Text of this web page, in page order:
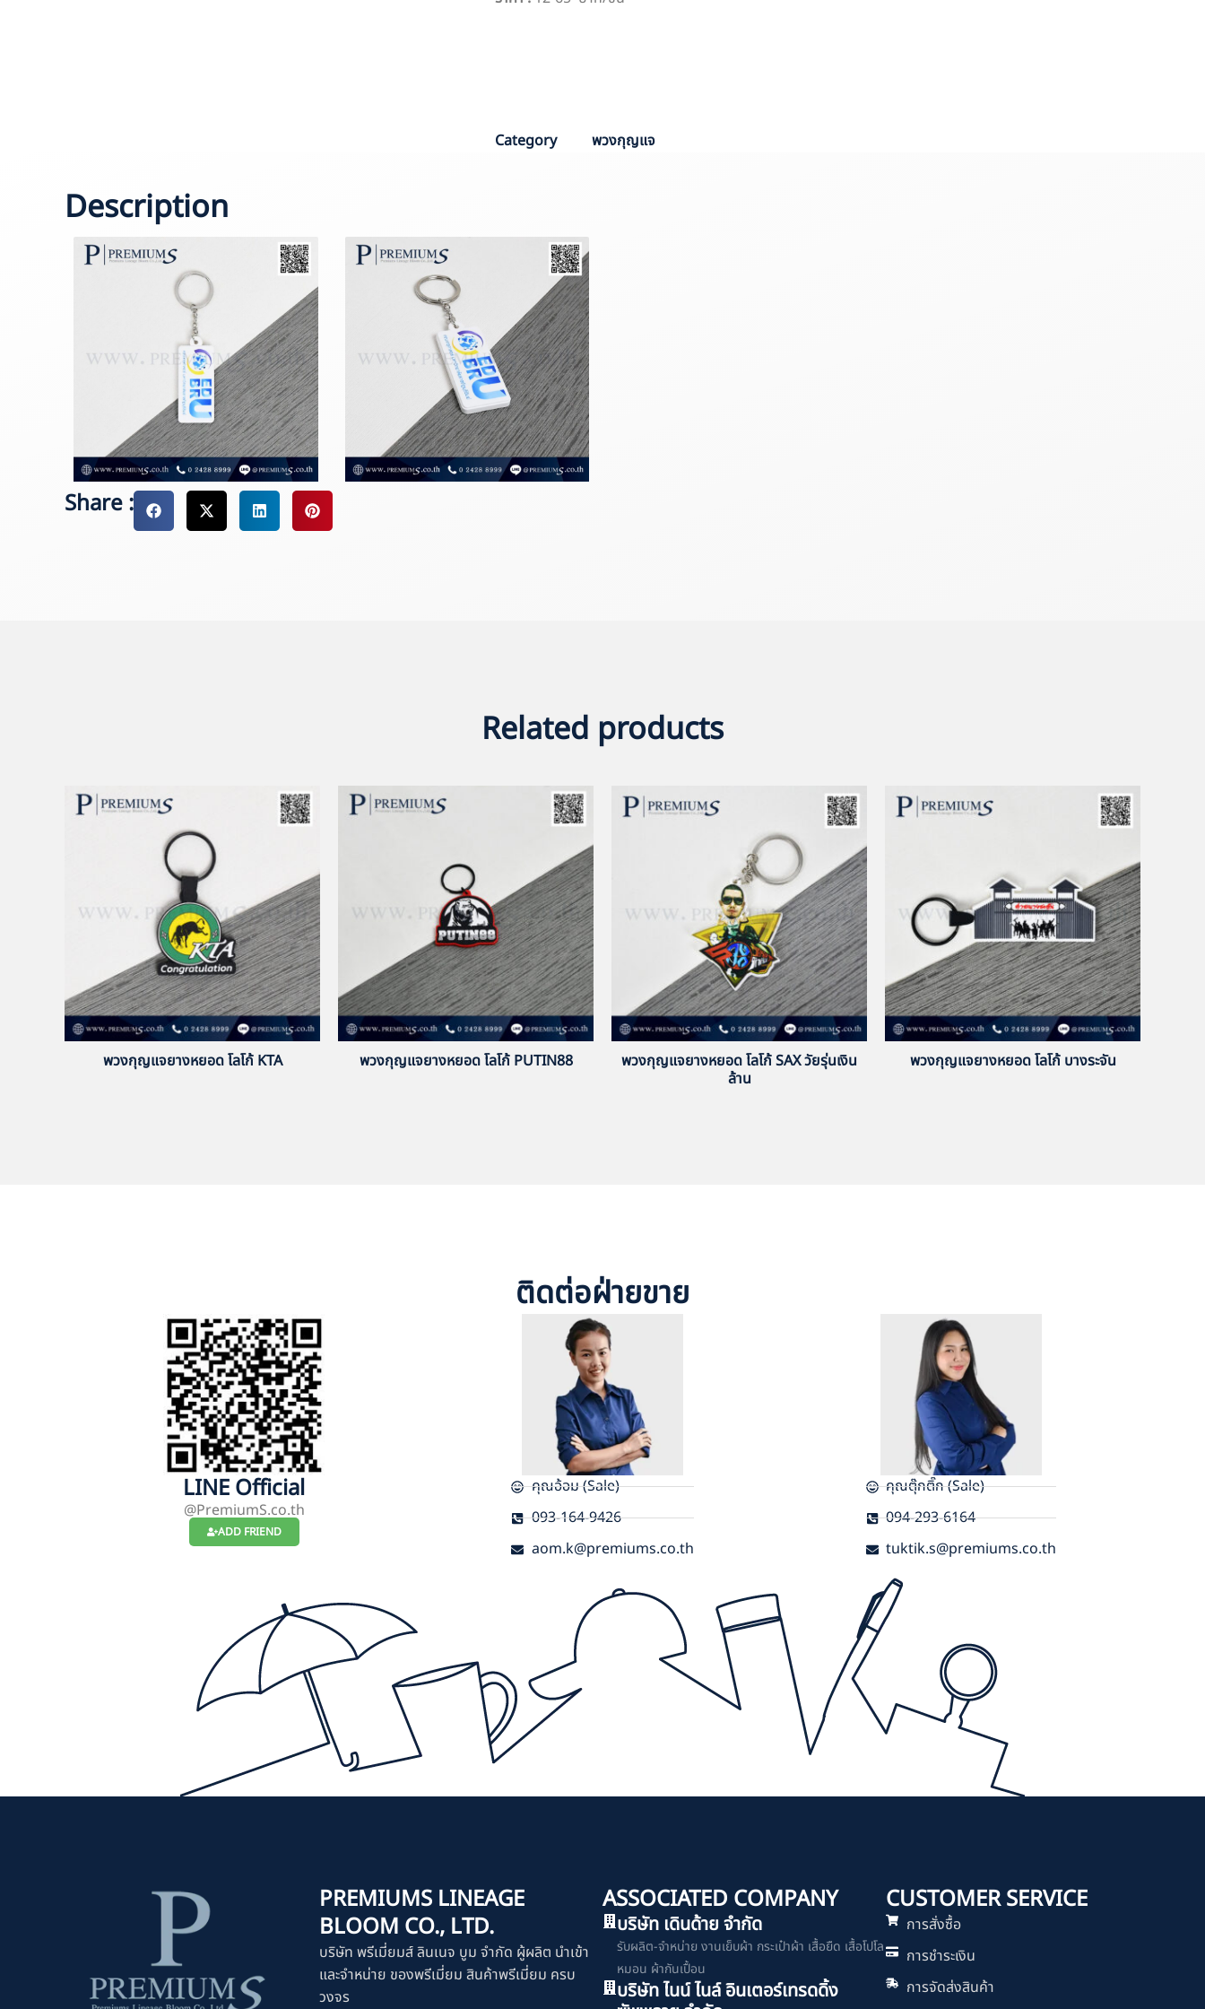
Category พวงกุญแจ
Description
Share :
Related products
พวงกุญแจยางหยอด โลโก้ KTA พวงกุญแจยางหยอด โลโก้ PUTIN88
พวงกุญแจยางหยอด โลโก้ SAX วัยรุ่นเงิน
ล้าน
พวงกุญแจยางหยอด โลโก้ บางระจัน
ติดต่อฝ่ายขาย
LINE Official
@PremiumS.co.th
ADD FRIEND
คุณอ้อม (Sale)
093-164-9426
aom.k@premiums.co.th
คุณตุ๊กติ๊ก (Sale)
094-293-6164
tuktik.s@premiums.co.th
PREMIUMS LINEAGE
BLOOM CO., LTD.
บริษัท พรีเมี่ยมส์ ลินเนจ บูม จำกัด ผู้ผลิต นำเข้า
และจำหน่าย ของพรีเมี่ยม สินค้าพรีเมี่ยม ครบ
วงจร
ASSOCIATED COMPANY
บริษัท เดินด้าย จำกัด
รับผลิต-จำหน่าย งานเย็บผ้า กระเป๋าผ้า เสื้อยืด เสื้อโปโล
หมอน ผ้ากันเปื้อน
บริษัท ไนน์ ไนล์ อินเตอร์เทรดดิ้ง
CUSTOMER SERVICE
การสั่งซื้อ
การชำระเงิน
การจัดส่งสินค้า